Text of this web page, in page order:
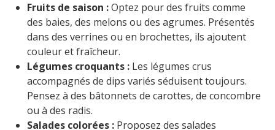
Fruits de saison :Optez pour des fruits comme
des baies, des melons ou des agrumes. Présentés
dans des verrines ou en brochettes, ils ajoutent
couleur et fraîcheur.
Légumes croquants : Les légumes crus
accompagnés de dips variés séduisent toujours.
Pensez à des bâtonnets de carottes, de concombre
ou à des radis.
Salades colorées : Proposez des salades